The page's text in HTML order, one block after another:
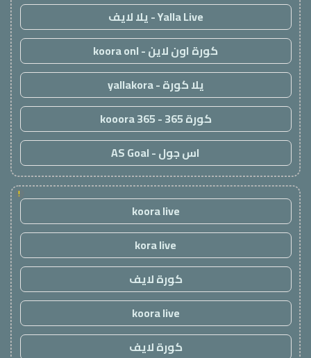
Yalla Live - يلا لايف
كورة اون لاين - koora onl
يلا كورة - yallakora
كورة 365 - kooora 365
اس جول - AS Goal
!
koora live
kora live
كورة لايف
koora live
كورة لايف